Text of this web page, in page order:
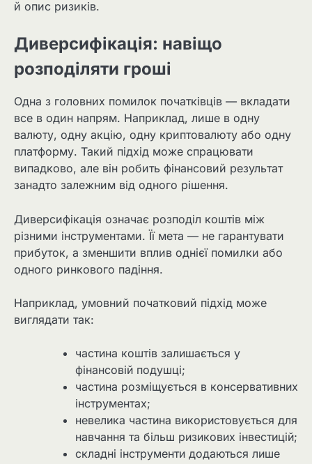
й опис ризиків.
Диверсифікація: навіщо
розподіляти гроші
Одна з головних помилок початківців — вкладати
все в один напрям. Наприклад, лише в одну
валюту, одну акцію, одну криптовалюту або одну
платформу. Такий підхід може спрацювати
випадково, але він робить фінансовий результат
занадто залежним від одного рішення.
Диверсифікація означає розподіл коштів між
різними інструментами. Її мета — не гарантувати
прибуток, а зменшити вплив однієї помилки або
одного ринкового падіння.
Наприклад, умовний початковий підхід може
виглядати так:
частина коштів залишається у
фінансовій подушці;
частина розміщується в консервативних
інструментах;
невелика частина використовується для
навчання та більш ризикових інвестицій;
складні інструменти додаються лише